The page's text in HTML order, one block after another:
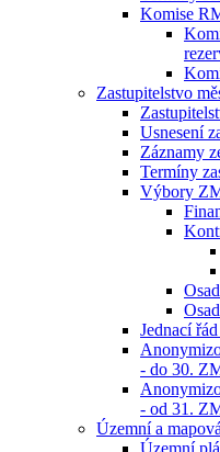
Komise
Zastupitelstvo
Usnesení
Záznamy
Termíny
Výbory
Jednací
- do 30.
- od 31.
Územní a
Územní